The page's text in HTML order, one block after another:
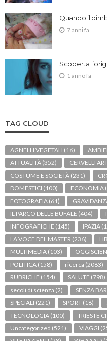
Quando il
7 anni fa
Scoperta
1 anno fa
TAG CLOUD
AGNELLI VEGETALI (16)
ATTUALITÀ (352) CERVELLI
COSTUME E SOCIETÀ (231)
DOMESTICI (100) ECONOMIA
FOTOGRAFIA (61)
IL PARCO DELLE BUFALE (404)
INFOGRAFICHE (145) IPAZIA
LA VOCE DEL MASTER (236)
MULTIMEDIA (103)
POLITICA (158) ricerca (2083)
RUBRICHE (154) SALUTE (798)
secoli di scienza (2) SENZA
SPECIALI (221) SPORT (18)
TECNOLOGIA (100) TRIESTE
Uncategorized (521) VIAGGI